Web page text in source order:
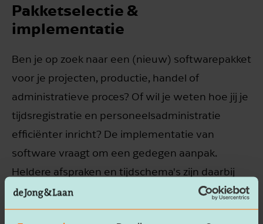
Pakketselectie &
implementatie
Ben je op zoek naar een (nieuw) softwarepakket
voor je projecten, productie, handel of
administratieve proces? Of wil je weten hoe jij je
tijdsregistratie en personeelsadministratie
efficiënter inricht? De implementatie van
software vraagt om een gedegen aanpak.
Heldere afspraken en tijdschema's zijn daarbij
belangrijke sleutelwoorden.